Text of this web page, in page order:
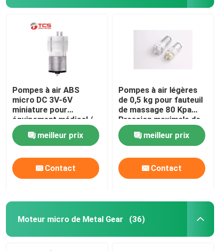
Pompes à air ABS
micro DC 3V-6V
miniature pour
équipement médical /
jouets
meilleur prix
Contact
Pompes à air légères
de 0,5 kg pour fauteuil
de massage 80 Kpa
Pression maximale de
4,0 à 6,5 L/min
meilleur prix
Contact
Moteur micro de Metal Gear (36)